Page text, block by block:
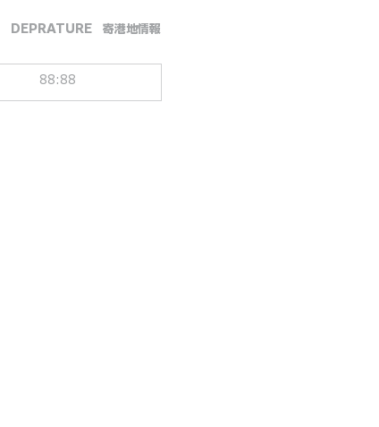
DEPRATURE ​寄港地情報
88:88